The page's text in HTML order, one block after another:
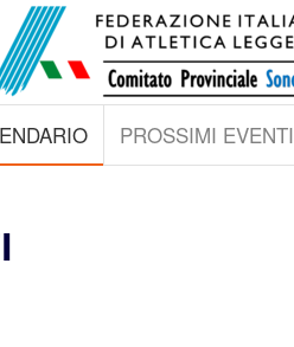
PROSSIMI EVENTI